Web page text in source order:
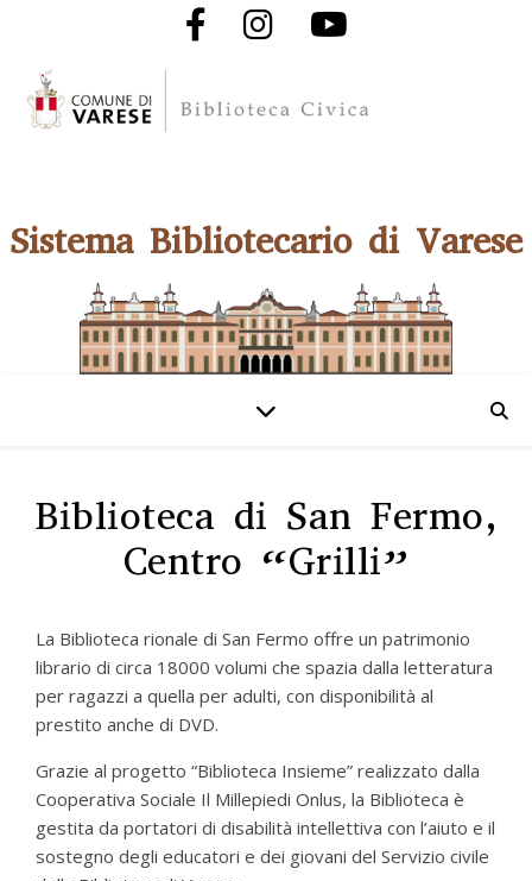
Sistema Bibliotecario di Varese
Biblioteca di San Fermo,
Centro “Grilli”
La Biblioteca rionale di San Fermo offre un patrimonio
librario di circa 18000 volumi che spazia dalla letteratura
per ragazzi a quella per adulti, con disponibilità al
prestito anche di DVD.
Grazie al progetto “Biblioteca Insieme” realizzato dalla
Cooperativa Sociale Il Millepiedi Onlus, la Biblioteca è
gestita da portatori di disabilità intellettiva con l’aiuto e il
sostegno degli educatori e dei giovani del Servizio civile